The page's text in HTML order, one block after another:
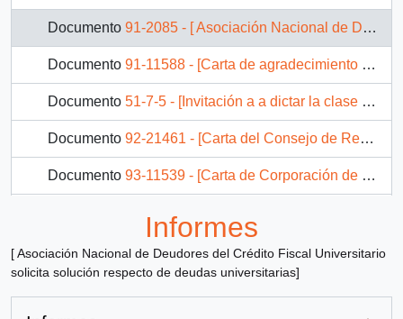
Documento 91-2085 - [ Asociación Nacional de Deudores del Crédito Fiscal Universitario solicita solución respecto de deudas universitarias]
Documento 91-11588 - [Carta de agradecimiento por remoción de cargo a rectora de la Universidad de Playa Ancha de Ciencias de la Educación]
Documento 51-7-5 - [Invitación a a dictar la clase inaugural en la ceremonia oficial de iniciación de IX Jornada de Historia de Chile a celebrarse en La Serena].
Documento 92-21461 - [Carta del Consejo de Rectores de Universidades Chilenas]
Documento 93-11539 - [Carta de Corporación de Promoción Universitaria]
Informes
[ Asociación Nacional de Deudores del Crédito Fiscal Universitario
solicita solución respecto de deudas universitarias]